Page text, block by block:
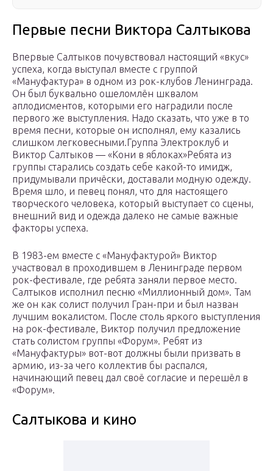
Первые песни Виктора Салтыкова
Впервые Салтыков почувствовал настоящий «вкус»
успеха, когда выступал вместе с группой
«Мануфактура» в одном из рок-клубов Ленинграда.
Он был буквально ошеломлён шквалом
аплодисментов, которыми его наградили после
первого же выступления. Надо сказать, что уже в то
время песни, которые он исполнял, ему казались
слишком легковесными.Группа Электроклуб и
Виктор Салтыков — «Кони в яблоках»Ребята из
группы старались создать себе какой-то имидж,
придумывали причёски, доставали модную одежду.
Время шло, и певец понял, что для настоящего
творческого человека, который выступает со сцены,
внешний вид и одежда далеко не самые важные
факторы успеха.
В 1983-ем вместе с «Мануфактурой» Виктор
участвовал в проходившем в Ленинграде первом
рок-фестивале, где ребята заняли первое место.
Салтыков исполнил песню «Миллионный дом». Там
же он как солист получил Гран-при и был назван
лучшим вокалистом. После столь яркого выступления
на рок-фестивале, Виктор получил предложение
стать солистом группы «Форум». Ребят из
«Мануфактуры» вот-вот должны были призвать в
армию, из-за чего коллектив бы распался,
начинающий певец дал своё согласие и перешёл в
«Форум».
Салтыкова и кино